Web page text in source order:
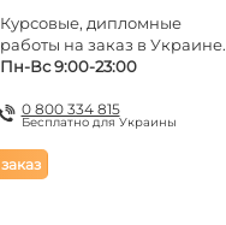
Курсовые, дипломные
работы на заказ в Украине.
Пн-Вс 9:00-23:00
0 800 334 815
Бесплатно для Украины